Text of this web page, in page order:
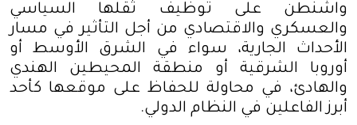
واشنطن على توظيف ثقلها السياسي
والعسكري والاقتصادي من أجل التأثير في مسار
الأحداث الجارية، سواء في الشرق الأوسط أو
أوروبا الشرقية أو منطقة المحيطين الهندي
والهادئ، في محاولة للحفاظ على موقعها كأحد
أبرز الفاعلين في النظام الدولي.